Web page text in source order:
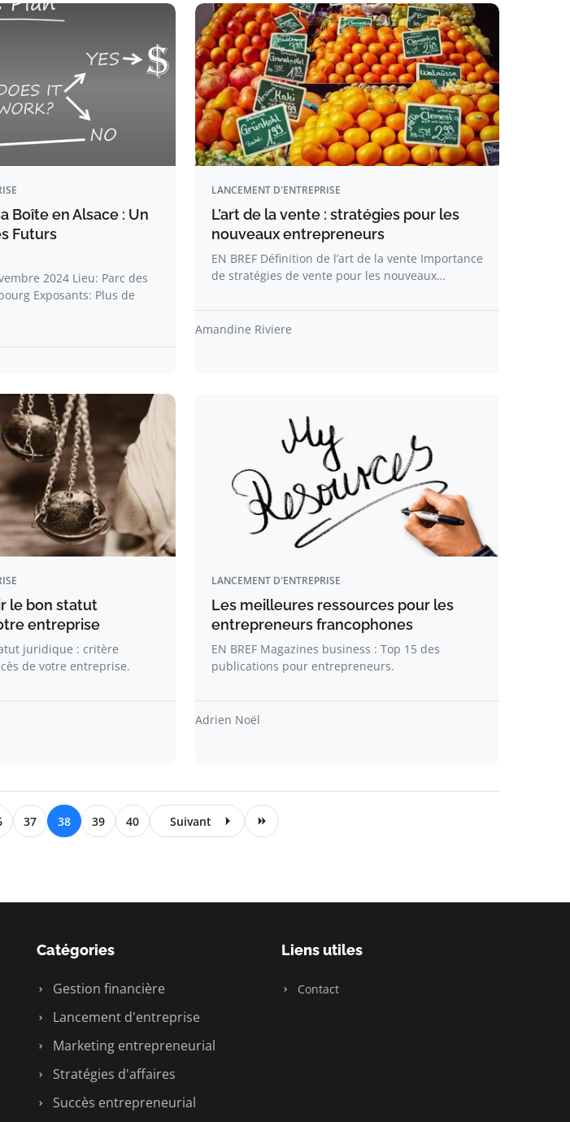
Boîte en Alsace : Un
Futurs
2024 Lieu: Parc des
Exposants: Plus de
LANCEMENT D'ENTREPRISE
L’art de la vente : stratégies pour les
nouveaux entrepreneurs
EN BREF Définition de l’art de la vente Importance
de stratégies de vente pour les nouveaux…
Amandine Riviere
le bon statut
entreprise
juridique : critère
de votre entreprise.
LANCEMENT D'ENTREPRISE
Les meilleures ressources pour les
entrepreneurs francophones
EN BREF Magazines business : Top 15 des
publications pour entrepreneurs.
Adrien Noël
37 38 39 40 Suivant
Catégories
Gestion financière
Lancement d'entreprise
Marketing entrepreneurial
Stratégies d'affaires
Succès entrepreneurial
Liens utiles
Contact